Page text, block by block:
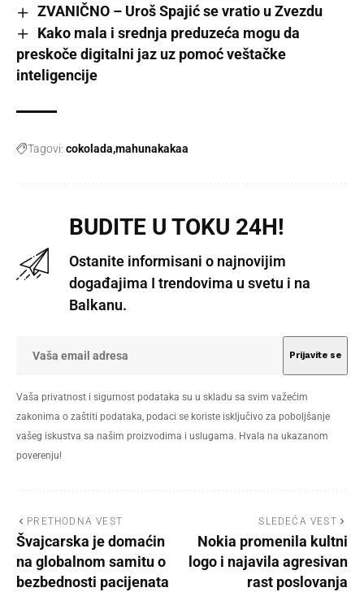
ZVANIČNO – Uroš Spajić se vratio u Zvezdu
Kako mala i srednja preduzeća mogu da
preskoče digitalni jaz uz pomoć veštačke
inteligencije
Tagovi: cokolada mahunakakaa
BUDITE U TOKU 24H!
Ostanite informisani o najnovijim
događajima I trendovima u svetu i na
Balkanu.
Vaša privatnost i sigurnost podataka su u skladu sa svim važećim
zakonima o zaštiti podataka, podaci se koriste isključivo za poboljšanje
vašeg iskustva sa našim proizvodima i uslugama. Hvala na ukazanom
poverenju!
PRETHODNA VEST
Švajcarska je domaćin
na globalnom samitu o
bezbednosti pacijenata
SLEDEĆA VEST
Nokia promenila kultni
logo i najavila agresivan
rast poslovanja